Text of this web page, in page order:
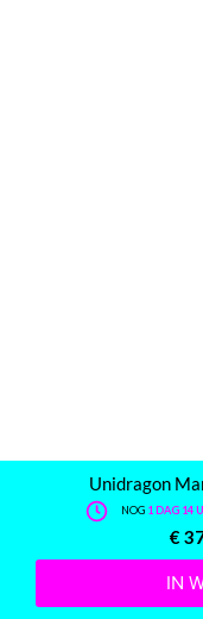
Unidragon
NOG 1 DAG 14
€
IN